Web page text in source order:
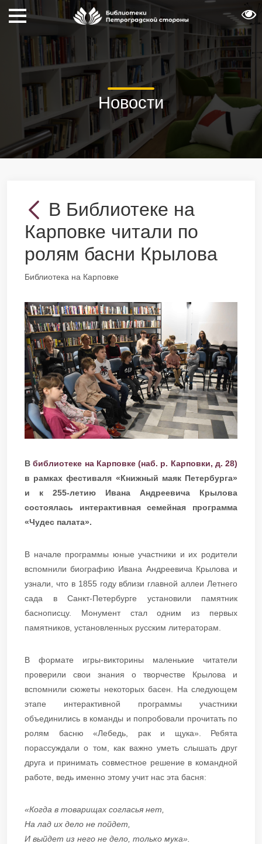
Новости
В Библиотеке на
Карповке читали по
ролям басни Крылова
Библиотека на Карповке
Вбиблиотеке на Карповке (наб. р. Карповки, д. 28)
в рамках фестиваля «Книжный маяк Петербурга»
и к 255-летию Ивана Андреевича Крылова
состоялась интерактивная семейная программа
«Чудес палата».
В начале программы юные участники и их родители
вспомнили биографию Ивана Андреевича Крылова и
узнали, что в 1855 году вблизи главной аллеи Летнего
сада в Санкт-Петербурге установили памятник
баснописцу. Монумент стал одним из первых
памятников, установленных русским литераторам.
В формате игры-викторины маленькие читатели
проверили свои знания о творчестве Крылова и
вспомнили сюжеты некоторых басен. На следующем
этапе интерактивной программы участники
объединились в команды и попробовали прочитать по
ролям басню «Лебедь, рак и щука». Ребята
порассуждали о том, как важно уметь слышать друг
друга и принимать совместное решение в командной
работе, ведь именно этому учит нас эта басня:
«Когда в товарищах согласья нет,
На лад их дело не пойдет,
И выйдет из него не дело, только мука».